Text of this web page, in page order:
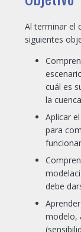
Al terminar el
siguientes
cuál es
la
Aplicar
para
debe
modelo,